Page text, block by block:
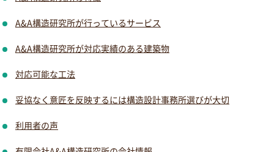
A&A構造研究所が行っているサービス
A&A構造研究所が対応実績のある建築物
対応可能な工法
妥協なく意匠を反映するには構造設計事務所選びが大切
利用者の声